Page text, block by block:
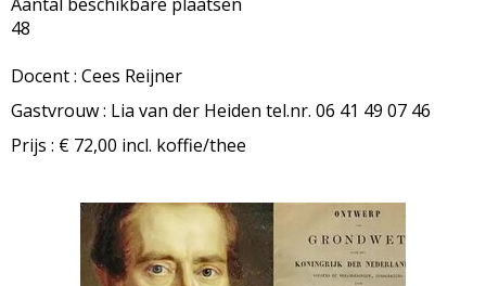
48
Docent : Cees Reijner
Gastvrouw : Lia van der Heiden tel.nr. 06 41 49 07 46
Prijs : € 72,00 incl. koffie/thee